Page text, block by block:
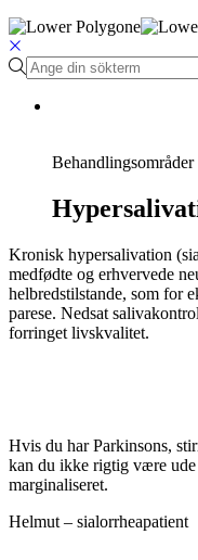
Behandlingsområder
Kronisk hypersalivation
medfødte og erhvervede
helbredstilstande, som for
parese. Nedsat
forringet livskvalitet.
Hvis du har Parkinsons,
kan du ikke rigtig være
marginaliseret.
Helmut – sialorrheapatient